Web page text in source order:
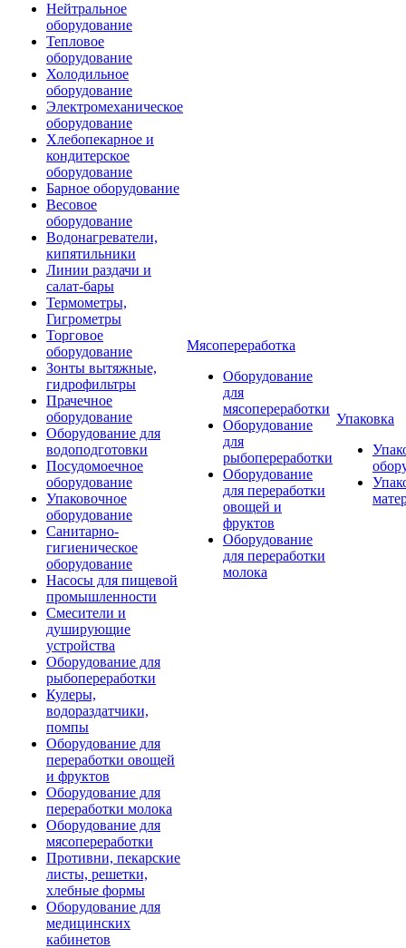
Нейтральное
оборудование
Тепловое
оборудование
Холодильное
оборудование
Электромеханическое
оборудование
Хлебопекарное и
кондитерское
оборудование
Барное оборудование
Весовое
оборудование
Водонагреватели,
кипятильники
Линии раздачи и
салат-бары
Термометры,
Гигрометры
Торговое
оборудование
Зонты вытяжные,
гидрофильтры
Прачечное
оборудование
Оборудование для
водоподготовки
Посудомоечное
оборудование
Упаковочное
оборудование
Санитарно-
гигиеническое
оборудование
Насосы для пищевой
промышленности
Смесители и
душирующие
устройства
Оборудование для
рыбопереработки
Кулеры,
водораздатчики,
помпы
Оборудование для
переработки овощей
и фруктов
Оборудование для
переработки молока
Оборудование для
мясопереработки
Противни, пекарские
листы, решетки,
хлебные формы
Оборудование для
медицинских
кабинетов
Мясопереработка
Оборудование
для
мясопереработки
Оборудование
для
рыбопереработки
Оборудование
для переработки
овощей и
фруктов
Оборудование
для переработки
молока
Упаковка